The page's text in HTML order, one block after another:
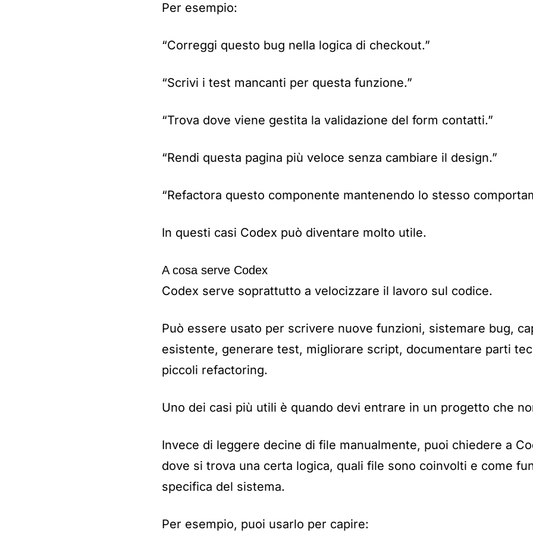
Per esempio:
“Correggi questo bug nella logica di checkout.”
“Scrivi i test mancanti per questa funzione.”
“Trova dove viene gestita la validazione del form contatti.”
“Rendi questa pagina più veloce senza cambiare il design.”
“Refactora questo componente mantenendo lo stesso
In questi casi Codex può diventare molto utile.
A cosa serve Codex
Codex serve soprattutto a velocizzare il lavoro sul codice.
Può essere usato per scrivere nuove funzioni, sistemare bug,
esistente, generare test, migliorare script, documentare parti
piccoli refactoring.
Uno dei casi più utili è quando devi entrare in un progetto che
Invece di leggere decine di file manualmente, puoi chiedere a
dove si trova una certa logica, quali file sono coinvolti e come
specifica del sistema.
Per esempio, puoi usarlo per capire: